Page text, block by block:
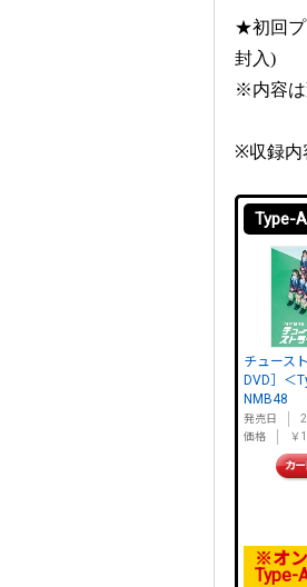
★初回プ
封入)
※内容は
※収録内
Type-A
チュース
DVD］＜
NMB48
発売日
価格
￥
※オ
Type-